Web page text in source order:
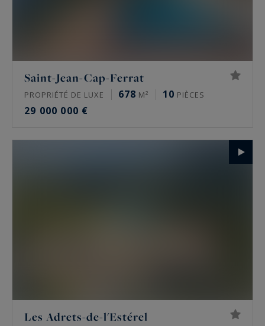
Saint-Jean-Cap-Ferrat
PROPRIÉTÉ DE LUXE 678 M² 10 PIÈCES
29 000 000 €
Les Adrets-de-l'Estérel